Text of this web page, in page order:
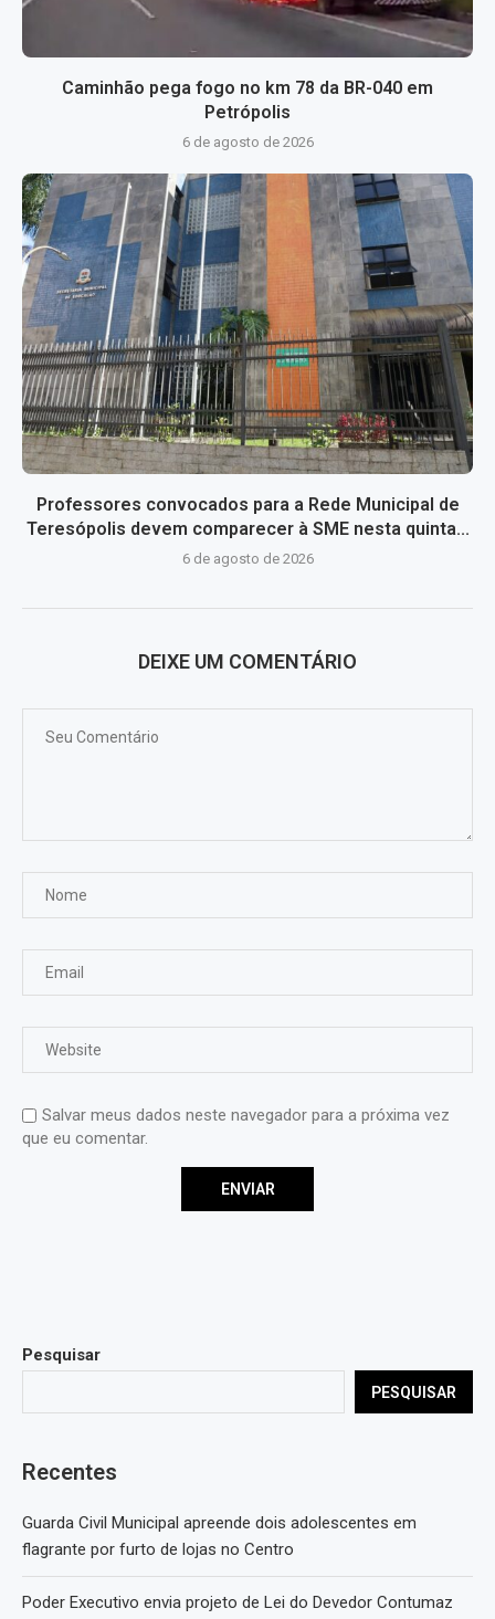
Caminhão pega fogo no km 78 da BR-040 em
Petrópolis
6 de agosto de 2026
Professores convocados para a Rede Municipal de
Teresópolis devem comparecer à SME nesta quinta...
6 de agosto de 2026
DEIXE UM COMENTÁRIO
Salvar meus dados neste navegador para a próxima vez
que eu comentar.
Pesquisar
PESQUISAR
Recentes
Guarda Civil Municipal apreende dois adolescentes em
flagrante por furto de lojas no Centro
Poder Executivo envia projeto de Lei do Devedor Contumaz